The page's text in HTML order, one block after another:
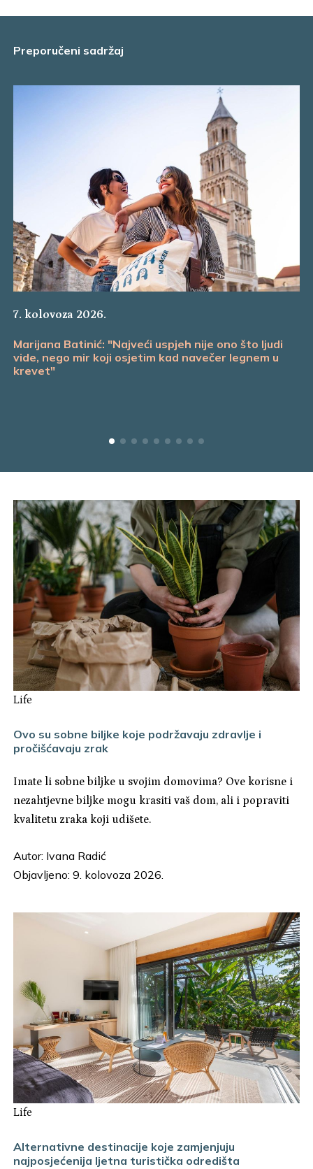
Preporučeni sadržaj
7. kolovoza 2026.
Marijana Batinić: "Najveći uspjeh nije ono što ljudi
vide, nego mir koji osjetim kad navečer legnem u
krevet"
Life
Ovo su sobne biljke koje podržavaju zdravlje i
pročišćavaju zrak
Imate li sobne biljke u svojim domovima? Ove korisne i
nezahtjevne biljke mogu krasiti vaš dom, ali i popraviti
kvalitetu zraka koji udišete.
Autor: Ivana Radić
Objavljeno: 9. kolovoza 2026.
Life
Alternativne destinacije koje zamjenjuju
najposjećenija ljetna turistička odredišta